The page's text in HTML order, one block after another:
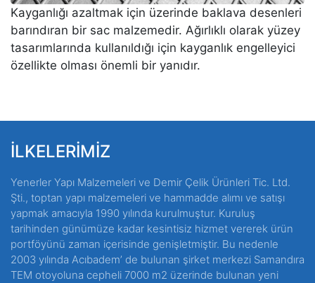
Kayganlığı azaltmak için üzerinde baklava desenleri
barındıran bir sac malzemedir. Ağırlıklı olarak yüzey
tasarımlarında kullanıldığı için kayganlık engelleyici
özellikte olması önemli bir yanıdır.
İLKELERİMİZ
Yenerler Yapı Malzemeleri ve Demir Çelik Ürünleri Tic. Ltd.
Şti., toptan yapı malzemeleri ve hammadde alımı ve satışı
yapmak amacıyla 1990 yılında kurulmuştur. Kuruluş
tarihinden günümüze kadar kesintisiz hizmet vererek ürün
portföyünü zaman içerisinde genişletmiştir. Bu nedenle
2003 yılında Acıbadem’ de bulunan şirket merkezi Samandıra
TEM otoyoluna cepheli 7000 m2 üzerinde bulunan yeni